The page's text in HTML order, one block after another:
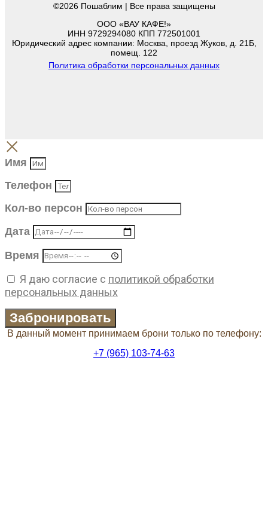
©2026 Пошаблим | Все права защищены
ООО «ВАУ КАФЕ!»
ИНН 9729294080 КПП 772501001
Юридический адрес компании: Москва, проезд Жуков, д. 21Б,
помещ. 122
Политика обработки персональных данных
Имя
Телефон
Кол-во персон
Дата
Время
Я даю согласие с политикой обработки
персональных данных
Забронировать
В данный момент принимаем брони только по телефону:
+7 (965) 103-74-63